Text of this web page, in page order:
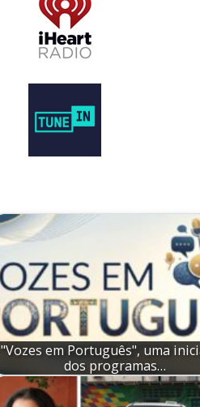
"Vozes em Português", uma
dos programas…